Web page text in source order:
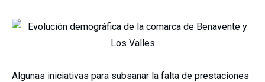
Algunas iniciativas para subsanar la falta de prestaciones